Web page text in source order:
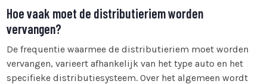
Hoe vaak moet de distributieriem worden
vervangen?
De frequentie waarmee de distributieriem moet worden
vervangen, varieert afhankelijk van het type auto en het
specifieke distributiesysteem. Over het algemeen wordt